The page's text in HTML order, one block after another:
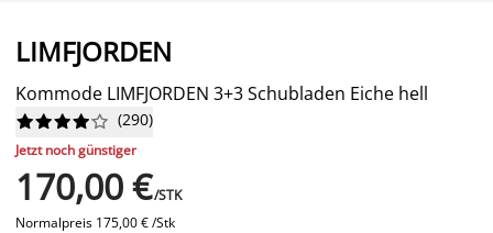
LIMFJORDEN
Kommode LIMFJORDEN 3+3 Schubladen Eiche hell





 (290)
Jetzt noch günstiger
170,00 €/STK
Normalpreis 175,00 € /Stk